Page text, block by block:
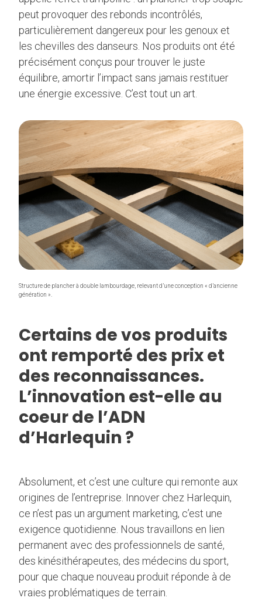
peut provoquer des rebonds incontrôlés,
particulièrement dangereux pour les genoux et
les chevilles des danseurs. Nos produits ont été
précisément conçus pour trouver le juste
équilibre, amortir l’impact sans jamais restituer
une énergie excessive. C’est tout un art.
Structure de plancher à double lambourdage, relevant d’une conception « d’ancienne
génération ».
Certains de vos produits
ont remporté des prix et
des reconnaissances.
L’innovation est-elle au
coeur de l’ADN
d’Harlequin ?
Absolument, et c’est une culture qui remonte aux
origines de l’entreprise. Innover chez Harlequin,
ce n’est pas un argument marketing, c’est une
exigence quotidienne. Nous travaillons en lien
permanent avec des professionnels de santé,
des kinésithérapeutes, des médecins du sport,
pour que chaque nouveau produit réponde à de
vraies problématiques de terrain.